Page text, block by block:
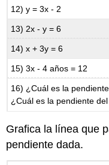
12) y = 3x - 2
13) 2x - y = 6
14) x + 3y = 6
15) 3x - 4 años = 12
16) ¿Cuál es la
¿Cuál es la pendiente
Grafica la línea que
pendiente dada.